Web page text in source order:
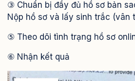
③ Chuẩn bị đầy đủ hồ sơ bản
Nộp hồ sơ và lấy sinh trắc (vân
⑤ Theo dõi tình trạng hồ sơ
⑥ Nhận kết quả